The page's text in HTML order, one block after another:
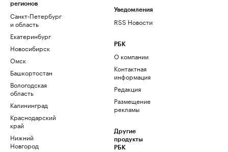
регионов
Санкт-Петербург
и область
Екатеринбург
Новосибирск
Омск
Башкортостан
Вологодская
область
Калининград
Краснодарский
край
Нижний
Новгород
Уведомления
RSS Новости
РБК
О компании
Контактная
информация
Редакция
Размещение
рекламы
Другие
продукты
РБК